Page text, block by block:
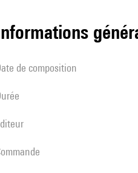
informations
date de composition
durée
éditeur
Commande